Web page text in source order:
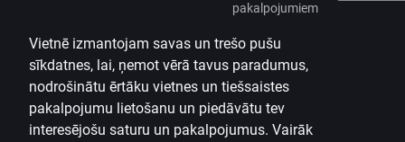
pakalpojumiem
Vietnē izmantojam savas un trešo pušu
sīkdatnes, lai, ņemot vērā tavus paradumus,
nodrošinātu ērtāku vietnes un tiešsaistes
pakalpojumu lietošanu un piedāvātu tev
interesējošu saturu un pakalpojumus. Vairāk